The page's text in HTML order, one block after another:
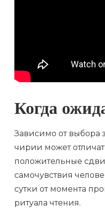
Когда
Зависимо от выбора
чирии может
положительные
самочувствия
сутки от момента
ритуала чтения.